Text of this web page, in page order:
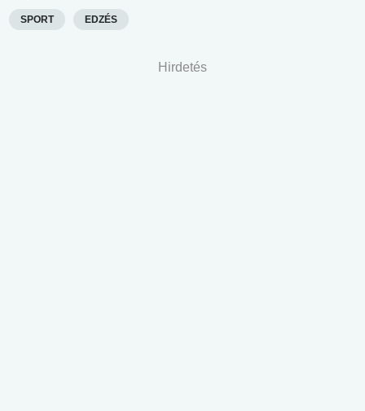
SPORT EDZÉS
Hirdetés